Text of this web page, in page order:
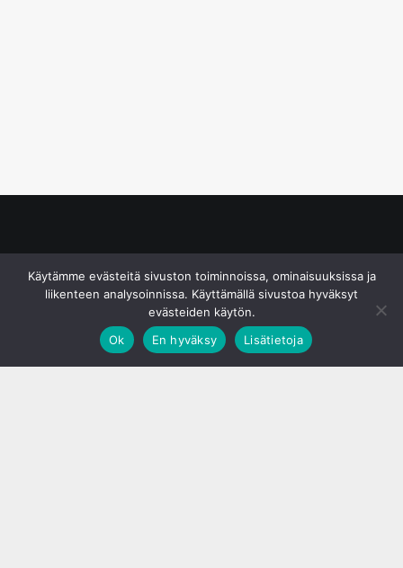
Käytämme evästeitä sivuston toiminnoissa, ominaisuuksissa ja
liikenteen analysoinnissa. Käyttämällä sivustoa hyväksyt
evästeiden käytön.
Ok
En hyväksy Lisätietoja